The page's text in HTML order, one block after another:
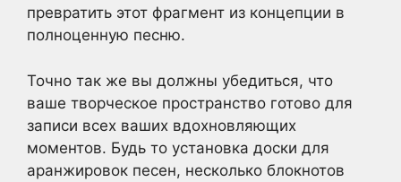
превратить этот фрагмент из концепции в
полноценную песню.
Точно так же вы должны убедиться, что
ваше творческое пространство готово для
записи всех ваших вдохновляющих
моментов. Будь то установка доски для
аранжировок песен, несколько блокнотов